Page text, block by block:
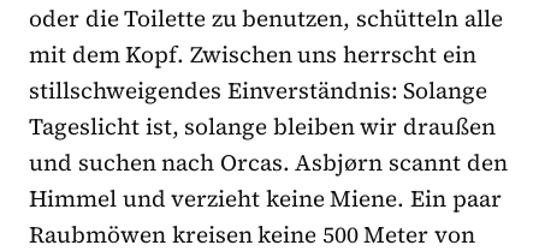
oder die Toilette zu benutzen, schütteln alle
mit dem Kopf. Zwischen uns herrscht ein
stillschweigendes Einverständnis: Solange
Tageslicht ist, solange bleiben wir draußen
und suchen nach Orcas. Asbjørn scannt den
Himmel und verzieht keine Miene. Ein paar
Raubmöwen kreisen keine 500 Meter von